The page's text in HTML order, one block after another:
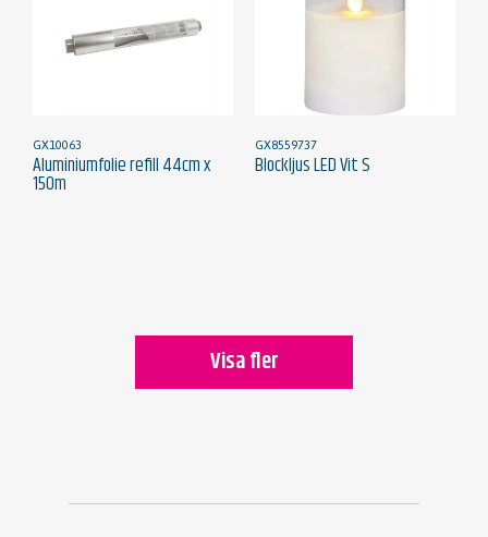
GX10063
Aluminiumfolie refill 44cm x
150m
GX8559737
Blockljus LED Vit S
Visa fler